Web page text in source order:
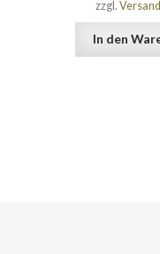
zzgl.
In den